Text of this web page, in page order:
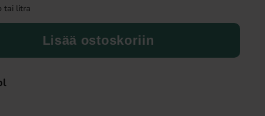
tai litra
Lisää ostoskoriin